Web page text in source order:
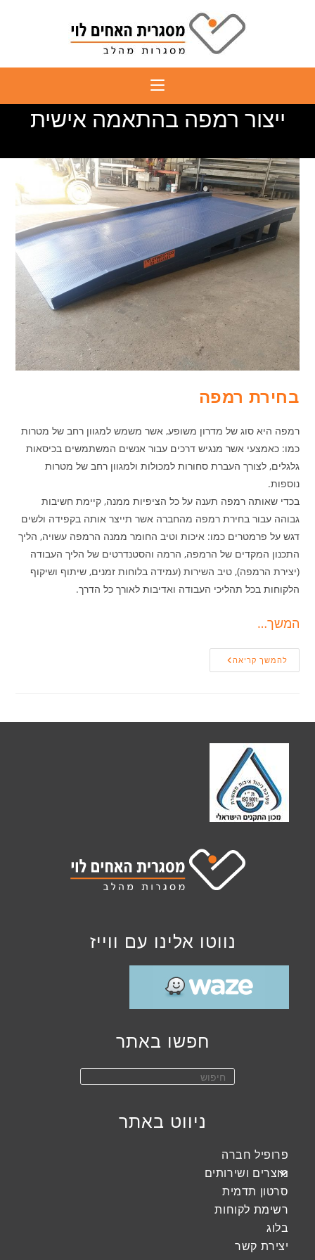
ייצור רמפה בהתאמה אישית
בחירת רמפה
רמפה היא סוג של מדרון משופע, אשר משמש למגוון רחב של מטרות
כמו: כאמצעי אשר מנגיש דרכים עבור אנשים המשתמשים בכיסאות
גלגלים, לצורך העברת סחורות למכולות ולמגוון רחב של מטרות
נוספות.
בכדי שאותה רמפה תענה על כל הציפיות ממנה, קיימת חשיבות
גבוהה עבור בחירת רמפה מהחברה אשר תייצר אותה בקפידה ולשים
דגש על פרמטרים כמו: איכות וטיב החומר ממנה הרמפה עשויה, הליך
התכנון המקדים של הרמפה, הרמה והסטנדרטים של הליך העבודה
(יצירת הרמפה), טיב השירות (עמידה בלוחות זמנים, שיתוף ושיקוף
הלקוחות בכל תהליכי העבודה ואדיבות לאורך כל הדרך.
המשך…
להמשך קריאהבחירת
רמפה
נווטו אלינו עם ווייז
חפשו באתר
close
ניווט באתר
פרופיל חברה
מוצרים ושירותים
סרטון תדמית
רשימת לקוחות
בלוג
יצירת קשר